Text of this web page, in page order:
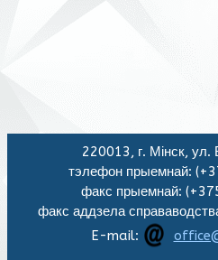
220013, г. Мінск, ул.
тэлефон прыемнай:
факс прыемнай:
факс аддзела
E-mail: